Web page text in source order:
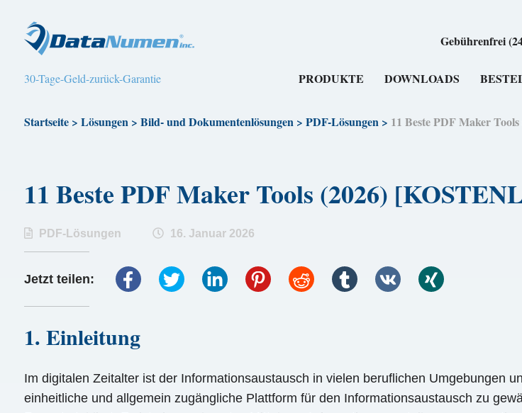
Gebührenfrei
30-Tage-Geld-zurück-Garantie PRODUKTE DOWNLOADS
Startseite> Lösungen> Bild- und Dokumentenlösungen> PDF-Lösungen> 11 Beste PDF Maker
11 Beste PDF Maker Tools (2026)
PDF-Lösungen 16. Januar 2026
Jetzt teilen:
1. Einleitung
Im digitalen Zeitalter ist der Informationsaustausch in vielen beruflichen Umgebungen
einheitliche und allgemein zugängliche Plattform für den Informationsaustausch zu